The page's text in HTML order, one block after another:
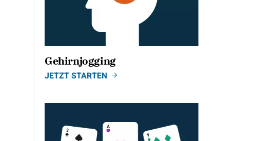
Gehirnjogging
JETZT STARTEN